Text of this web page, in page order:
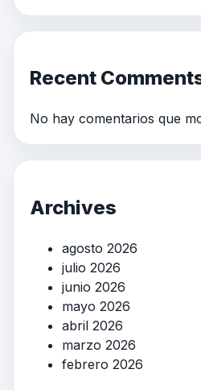
Recent
No hay comentarios que
Archives
agosto 2026
julio 2026
junio 2026
mayo 2026
abril 2026
marzo 2026
febrero 2026